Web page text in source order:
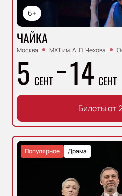
6+
ЧАЙКА
Москва МХТ им. А. П. Чехова
5 СЕНТ 14 СЕНТ
Билеты от
Драма
Популярное